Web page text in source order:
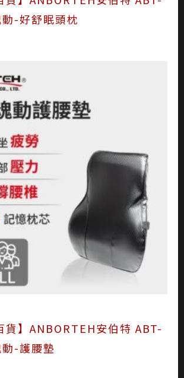
-好舒眠頭枕
貨】ANBORTEH安伯特 ABT-
-護腰墊